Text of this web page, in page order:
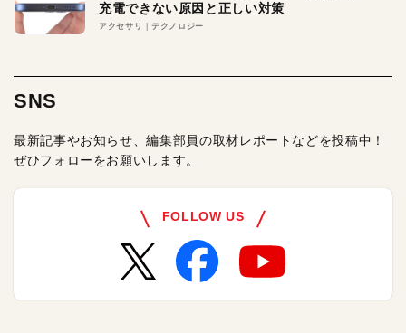
充電できない原因と正しい対策
アクセサリ テクノロジー
SNS
最新記事やお知らせ、編集部員の取材レポートなどを投稿中！
ぜひフォローをお願いします。
FOLLOW US